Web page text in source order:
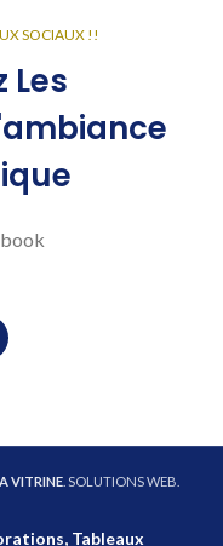
Tableaux
SOCIAUX !!
Les
VITRINE. SOLUTIONS WEB.